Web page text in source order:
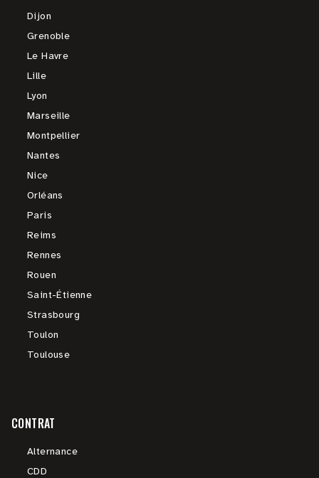
Dijon
Grenoble
Le Havre
Lille
Lyon
Marseille
Montpellier
Nantes
Nice
Orléans
Paris
Reims
Rennes
Rouen
Saint-Étienne
Strasbourg
Toulon
Toulouse
CONTRAT
Alternance
CDD